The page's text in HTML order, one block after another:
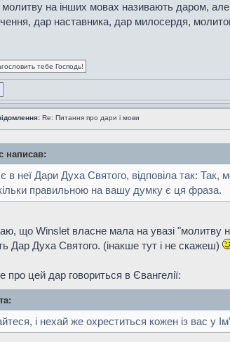
на інших мовах називають даром,
дар наставника, дар милосердя,
тебе Господь!
Re: Питання про дари і мови
написав:
в неї Дари Духа Святого, відповіла так: Так,
правильною на вашу думку є ця фраза.
що Winslet власне мала на увазі "молитву
Дар Духа Святого. (інакше тут і не скажеш)
про цей дар говориться в Євангелії:
і нехай же охреститься кожен із вас у